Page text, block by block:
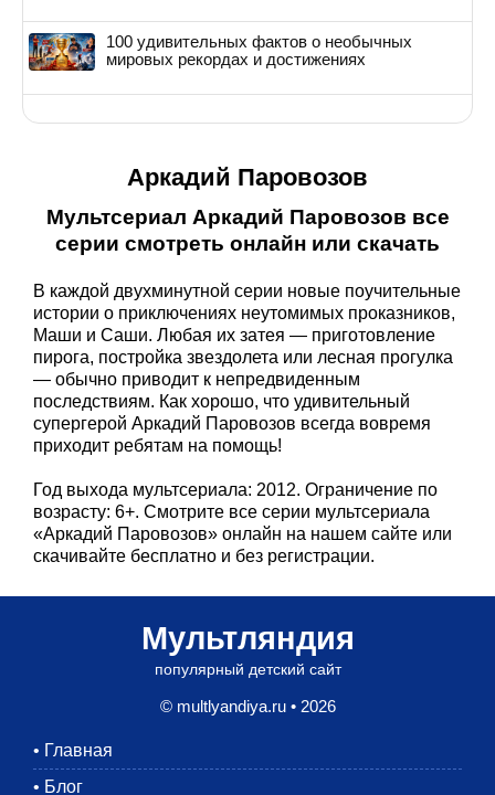
100 удивительных фактов о необычных
мировых рекордах и достижениях
Аркадий Паровозов
Мультсериал Аркадий Паровозов все
серии смотреть онлайн или скачать
В каждой двухминутной серии новые поучительные
истории о приключениях неутомимых проказников,
Маши и Саши. Любая их затея — приготовление
пирога, постройка звездолета или лесная прогулка
— обычно приводит к непредвиденным
последствиям. Как хорошо, что удивительный
супергерой Аркадий Паровозов всегда вовремя
приходит ребятам на помощь!
Год выхода мультсериала: 2012. Ограничение по
возрасту: 6+. Смотрите все серии мультсериала
«Аркадий Паровозов» онлайн на нашем сайте или
скачивайте бесплатно и без регистрации.
Мультляндия
популярный детский сайт
© multlyandiya.ru • 2026
• Главная
• Блог